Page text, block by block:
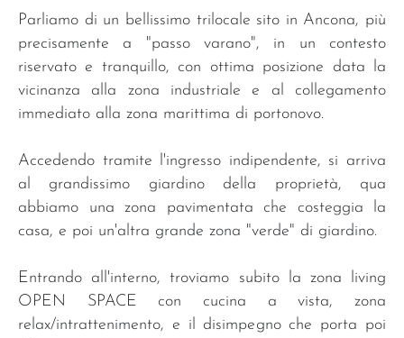
Parliamo di un bellissimo trilocale sito in Ancona, più
precisamente a "passo varano", in un contesto
riservato e tranquillo, con ottima posizione data la
vicinanza alla zona industriale e al collegamento
immediato alla zona marittima di portonovo.
Accedendo tramite l'ingresso indipendente, si arriva
al grandissimo giardino della proprietà, qua
abbiamo una zona pavimentata che costeggia la
casa, e poi un'altra grande zona "verde" di giardino.
Entrando all'interno, troviamo subito la zona living
OPEN SPACE con cucina a vista, zona
relax/intrattenimento, e il disimpegno che porta poi